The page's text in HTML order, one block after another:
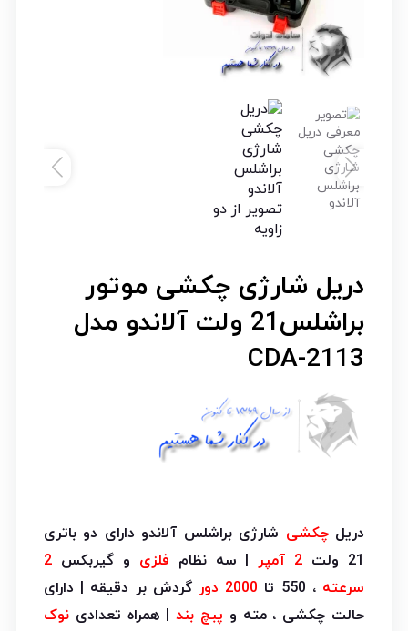
دریل شارژی چکشی موتور
براشلس21 ولت آلاندو مدل
CDA-2113
دریل چکشی شارژی براشلس آلاندو دارای دو باتری
21 ولت
2 آمپر | سه نظام فلزی و گیربکس2
سرعته ، 550 تا 2000 دور
گردش بر دقیقه | دارای
حالت چکشی ، مته و پبچ بند| همراه تعدادی نوک